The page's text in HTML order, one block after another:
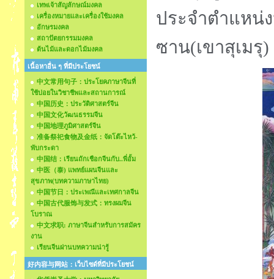
เทพเจ้าสัญลักษณ์มงคล
เครื่องหมายและเครื่องใช้มงคล
อักษรมงคล
สถาปัตยกรรมมงคล
ต้นไม้และดอกไม้มงคล
เนื้อหาอื่น ๆ ที่มีประโยชน์
中文常用句子：ประโยคภาษาจีนที่
ใช้บ่อยในวิชาชีพและสถานการณ์
中国历史：ประวัติศาสตร์จีน
中国文化วัฒนธรรมจีน
中国地理ภูมิศาสตร์จีน
准备祭祀食物及金纸：จัดโต๊ะไหว้-
พับกระดา
中国结：เรียนถักเชือกจีนกับ..พี่อั้ม
中医（泰) แพทย์แผนจีนและ
สุขภาพ(บทความภาษาไทย)
中国节日：ประเพณีและเทศกาลจีน
中国古代服饰与发式：ทรงผมจีน
โบราณ
中文求职: ภาษาจีนสำหรับการสมัคร
งาน
เรียนจีนผ่านบทความน่ารู้
好内容与网站：เว็บไซด์ที่มีประโยชน์
ประจำตำแหน่
ซาน(เขาสุเมรุ